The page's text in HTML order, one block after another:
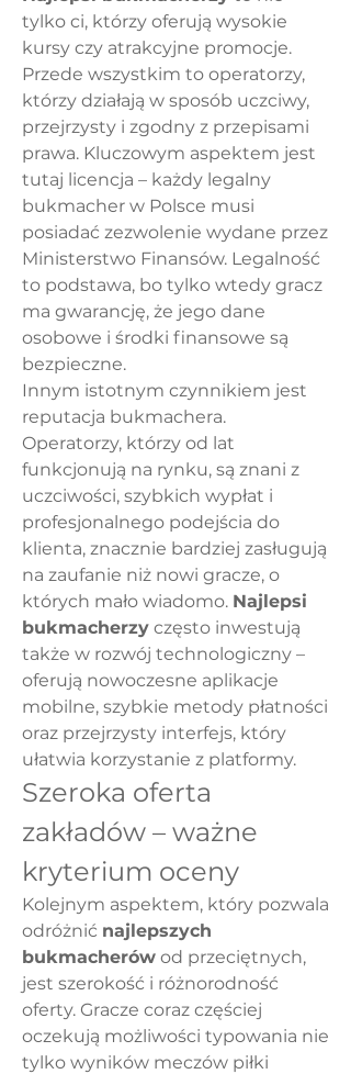
tylko ci, którzy oferują wysokie
kursy czy atrakcyjne promocje.
Przede wszystkim to operatorzy,
którzy działają w sposób uczciwy,
przejrzysty i zgodny z przepisami
prawa. Kluczowym aspektem jest
tutaj licencja – każdy legalny
bukmacher w Polsce musi
posiadać zezwolenie wydane przez
Ministerstwo Finansów. Legalność
to podstawa, bo tylko wtedy gracz
ma gwarancję, że jego dane
osobowe i środki finansowe są
bezpieczne.
Innym istotnym czynnikiem jest
reputacja bukmachera.
Operatorzy, którzy od lat
funkcjonują na rynku, są znani z
uczciwości, szybkich wypłat i
profesjonalnego podejścia do
klienta, znacznie bardziej zasługują
na zaufanie niż nowi gracze, o
których mało wiadomo. Najlepsi
bukmacherzy często inwestują
także w rozwój technologiczny –
oferują nowoczesne aplikacje
mobilne, szybkie metody płatności
oraz przejrzysty interfejs, który
ułatwia korzystanie z platformy.
Szeroka oferta
zakładów – ważne
kryterium oceny
Kolejnym aspektem, który pozwala
odróżnić najlepszych
bukmacherów od przeciętnych,
jest szerokość i różnorodność
oferty. Gracze coraz częściej
oczekują możliwości typowania nie
tylko wyników meczów piłki